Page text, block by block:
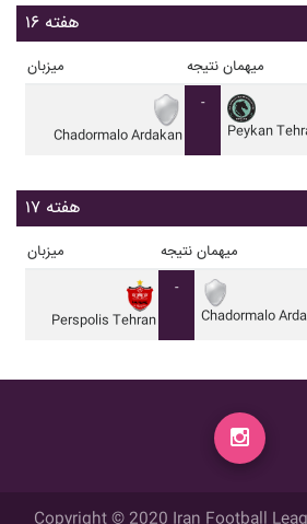
هفته ۱۶
میزبان نتیجه میهمان
Chadormalo Ardakan
-
Peykan
هفته ۱۷
میزبان نتیجه میهمان
Perspolis Tehran
-
Chadormalo